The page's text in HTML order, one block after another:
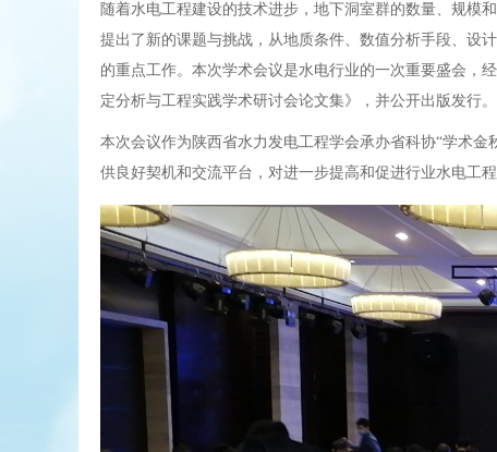
随着水电工程建设的技术进步，地下洞室群的数量、规模
提出了新的课题与挑战，从地质条件、数值分析手段、设
的重点工作。本次学术会议是水电行业的一次重要盛会，
定分析与工程实践学术研讨会论文集》，并公开出版发行。
本次会议作为 陕西省水力发电工程学会承办省科协“学术金
供良好契机和交流平台，对进一步提高和促进行业水电工